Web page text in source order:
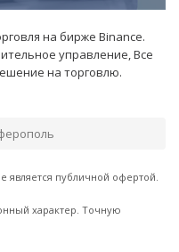
на бирже Binance.
управление, Все
на торговлю.
является публичной офертой.
характер. Точную